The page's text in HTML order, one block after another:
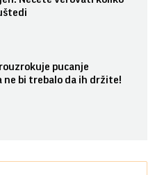
pucanje
ne bi trebalo da ih držite!